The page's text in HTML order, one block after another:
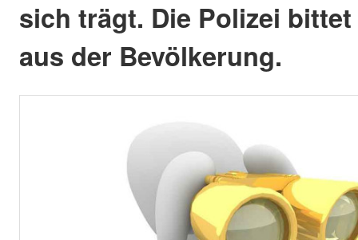
sich trägt. Die Polizei
aus der Bevölkerung.